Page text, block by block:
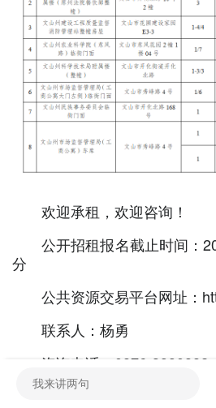
马关县 丘北县
视听
视频快刷 视频点播 阿
壮语节目 苗语节目
欢迎承租，欢迎咨询！
公开招租报名截止时间：
分
公共资源交易平台网址：
联系人：杨勇
咨询电话：0876-3990882
面商地址：文山市华龙北